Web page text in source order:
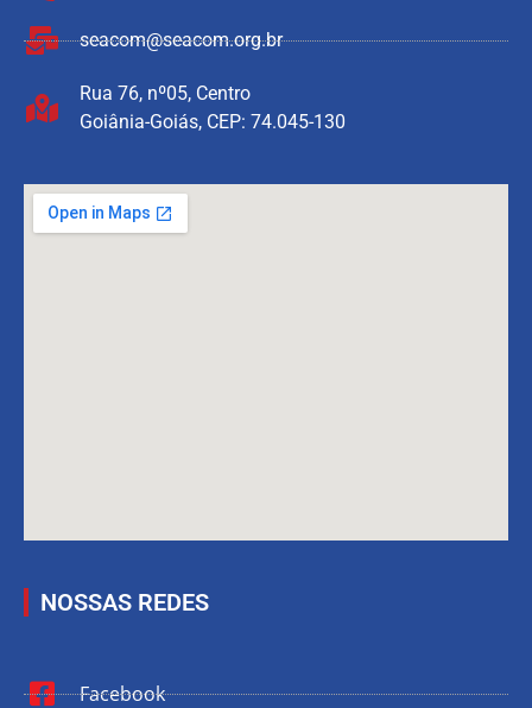
seacom@seacom.org.br
Rua 76, nº05, Centro
Goiânia-Goiás, CEP: 74.045-130
NOSSAS REDES
Facebook